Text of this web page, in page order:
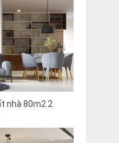
nhà 80m2 2